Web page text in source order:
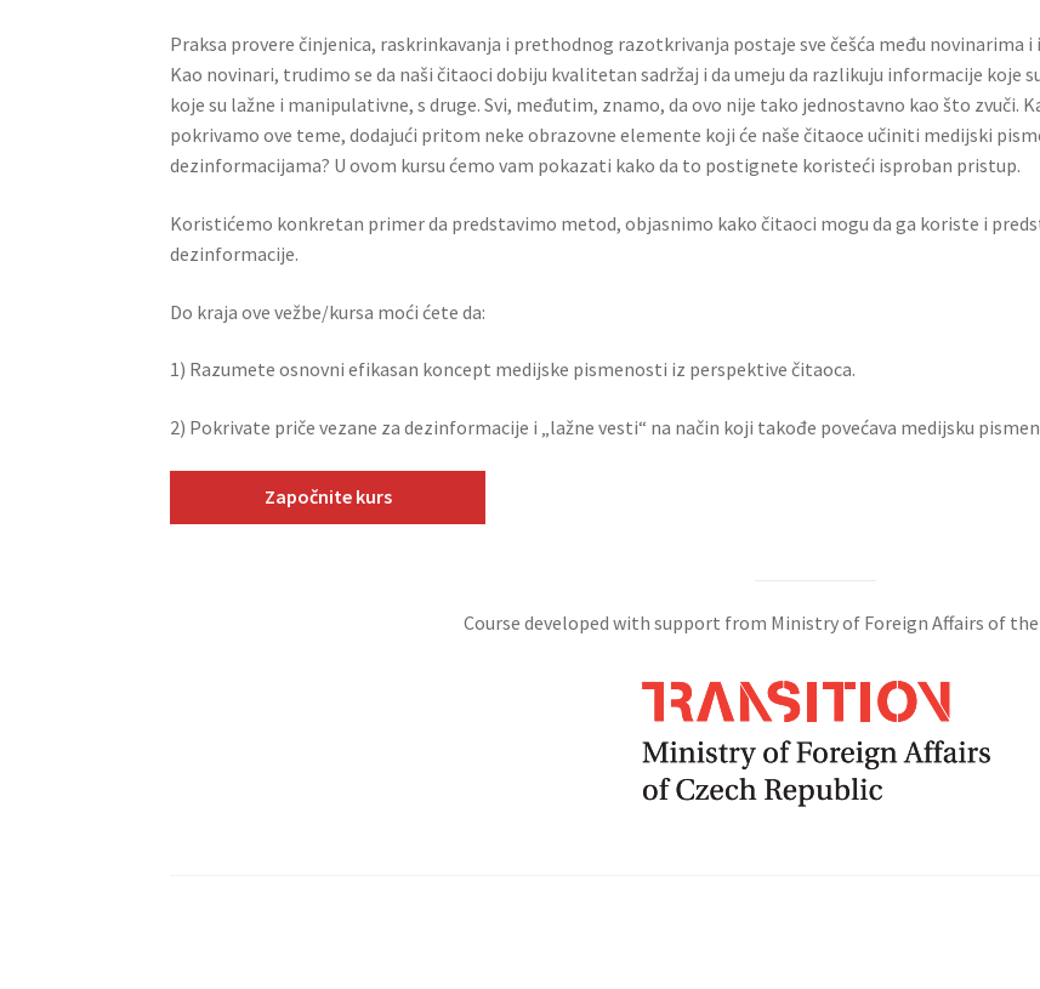
Praksa provere činjenica, raskrinkavanja i prethodnog razotkrivanja postaje sve češća među
Kao novinari, trudimo se da naši čitaoci dobiju kvalitetan sadržaj i da umeju da razlikuju informacije koje
koje su lažne i manipulativne, s druge. Svi, međutim, znamo, da ovo nije tako jednostavno kao što zvuči.
pokrivamo ove teme, dodajući pritom neke obrazovne elemente koji će naše čitaoce učiniti medijski
dezinformacijama? U ovom kursu ćemo vam pokazati kako da to postignete koristeći isproban pristup.
Koristićemo konkretan primer da predstavimo metod, objasnimo kako čitaoci mogu da ga koriste i
dezinformacije.
Do kraja ove vežbe/kursa moći ćete da:
1) Razumete osnovni efikasan koncept medijske pismenosti iz perspektive čitaoca.
2) Pokrivate priče vezane za dezinformacije i „lažne vesti“ na način koji takođe povećava medijsku
Započnite kurs
Course developed with support from Ministry of Foreign Affairs of the